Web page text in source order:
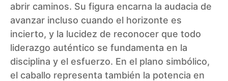
abrir caminos. Su figura encarna la audacia de
avanzar incluso cuando el horizonte es
incierto, y la lucidez de reconocer que todo
liderazgo auténtico se fundamenta en la
disciplina y el esfuerzo. En el plano simbólico,
el caballo representa también la potencia en